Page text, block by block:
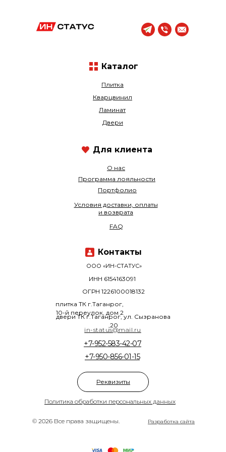
© 2026 Все права защищены.
Политика обработки персональных данных
Плитка
Кварцвинил
+7-950-856-01-15
+7-952-583-42-07
О нас
Ламинат
Программа лояльности
Двери
Портфолио
ООО «ИН-СТАТУС»
плитка ТК г.Таганрог,
10-й переулок, дом 2
двери ТК г.Таганрог, ул. Сызранова
,20
ОГРН 1226100018132
ИНН 6154163091
Разработка сайта
Условия доставки, оплаты
и возврата
FAQ
Каталог
in-status@mail.ru
Контакты
Для клиента
Реквизиты